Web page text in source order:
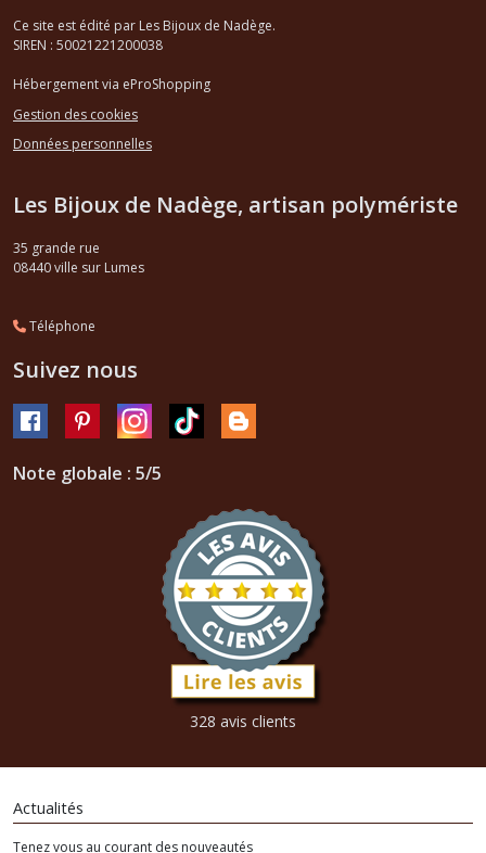
Ce site est édité par Les Bijoux de Nadège.
SIREN : 50021221200038
Hébergement via eProShopping
Gestion des cookies
Données personnelles
Les Bijoux de Nadège, artisan polymériste
35 grande rue
08440ville sur Lumes
Téléphone
Suivez nous
Note globale : 5/5
328 avis clients
Actualités
Tenez vous au courant des nouveautés